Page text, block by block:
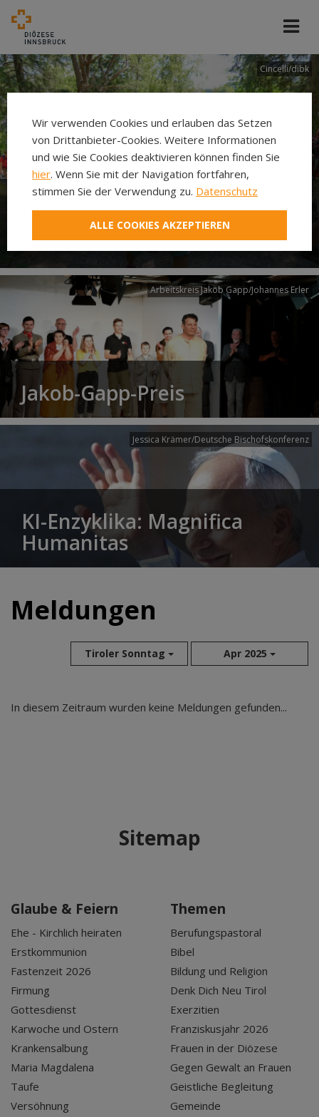
Cincelli/dibk
Neuer Pilgerweg Via
Laudato si’
Arbeitskreis Jakob Gapp/Johannes Erler
Jakob-Gapp-Preis
Jessica Krämer/Deutsche Bischofskonferenz
KI-Enzyklika: Magnifica
Humanitas
Meldungen
Tiroler Sonntag Apr 2025
Aug 2026
Sep 2025
In diesem Zeitraum wurden keine Meldungen gefunden...
Sitemap
Glaube & Feiern
Ehe - Kirchlich heiraten
Erstkommunion
Fastenzeit 2026
Firmung
Gottesdienst
Karwoche und Ostern
Krankensalbung
Maria Magdalena
Taufe
Versöhnung
Themen
Berufungspastoral
Bibel
Bildung und Religion
Denk Dich Neu Tirol
Exerzitien
Franziskusjahr 2026
Frauen in der Diözese
Gegen Gewalt an Frauen
Geistliche Begleitung
Gemeinde
Wir verwenden Cookies und erlauben das Setzen
von Drittanbieter-Cookies. Weitere Informationen
und wie Sie Cookies deaktivieren können finden Sie
hier. Wenn Sie mit der Navigation fortfahren,
stimmen Sie der Verwendung zu. Datenschutz
ALLE COOKIES AKZEPTIEREN